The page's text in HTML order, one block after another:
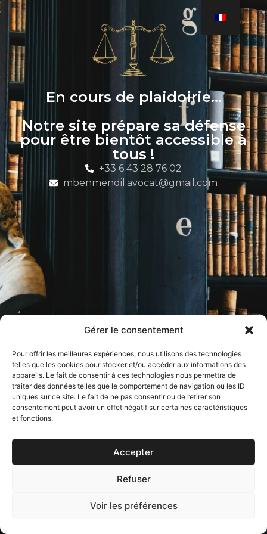
Gérer le consentement
Pour offrir les meilleures expériences, nous utilisons des technologies
telles que les cookies pour stocker et/ou accéder aux informations des
appareils. Le fait de consentir à ces technologies nous permettra de
traiter des données telles que le comportement de navigation ou les ID
uniques sur ce site. Le fait de ne pas consentir ou de retirer son
consentement peut avoir un effet négatif sur certaines caractéristiques
et fonctions.
Accepter
Refuser
Voir les préférences
En cours de plaidoirie…
Notre site prépare sa défense
pour être bientôt accessible à
tous !
+33 6 43 28 76 02
mbenmendil.avocat@gmail.com